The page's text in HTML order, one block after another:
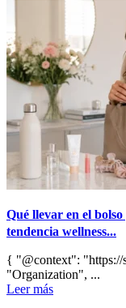
Qué llevar en el
tendencia wellness...
{ "@context":
"Organization", ...
Leer más